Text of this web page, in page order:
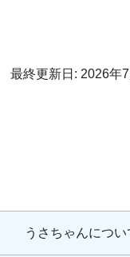
最終更新日: 2026年7
うさちゃんについ